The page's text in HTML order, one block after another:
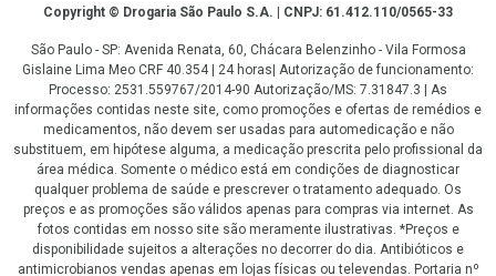
CopyrightCopyright © Drogaria São Paulo S.A. | CNPJ: 61.412.110/0565-33
São Paulo - SP: Avenida Renata, 60, Chácara Belenzinho - Vila Formosa
Gislaine Lima Meo CRF 40.354 | 24 horas| Autorização de funcionamento:
Processo: 2531.559767/2014-90 Autorização/MS: 7.31847.3 | As
informações contidas neste site, como promoções e ofertas de remédios e
medicamentos, não devem ser usadas para automedicação e não
substituem, em hipótese alguma, a medicação prescrita pelo profissional da
área médica. Somente o médico está em condições de diagnosticar
qualquer problema de saúde e prescrever o tratamento adequado. Os
preços e as promoções são válidos apenas para compras via internet. As
fotos contidas em nosso site são meramente ilustrativas. *Preços e
disponibilidade sujeitos a alterações no decorrer do dia. Antibióticos e
antimicrobianos vendas apenas em lojas físicas ou televendas. Portaria nº